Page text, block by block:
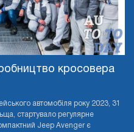
кросовера
автомобіля року 2023, 31
стартувало регулярне
Jeep Avenger є